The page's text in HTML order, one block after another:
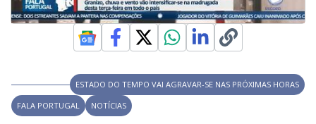
ESTADO DO TEMPO VAI AGRAVAR-SE NAS PRÓXIMAS HORAS
FALA PORTUGAL
NOTÍCIAS